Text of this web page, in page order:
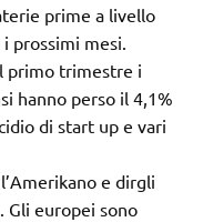
prime a livello
prossimi mesi.
primo trimestre i
hanno perso il 4,1%
di start up e vari
e dirgli
Gli europei sono